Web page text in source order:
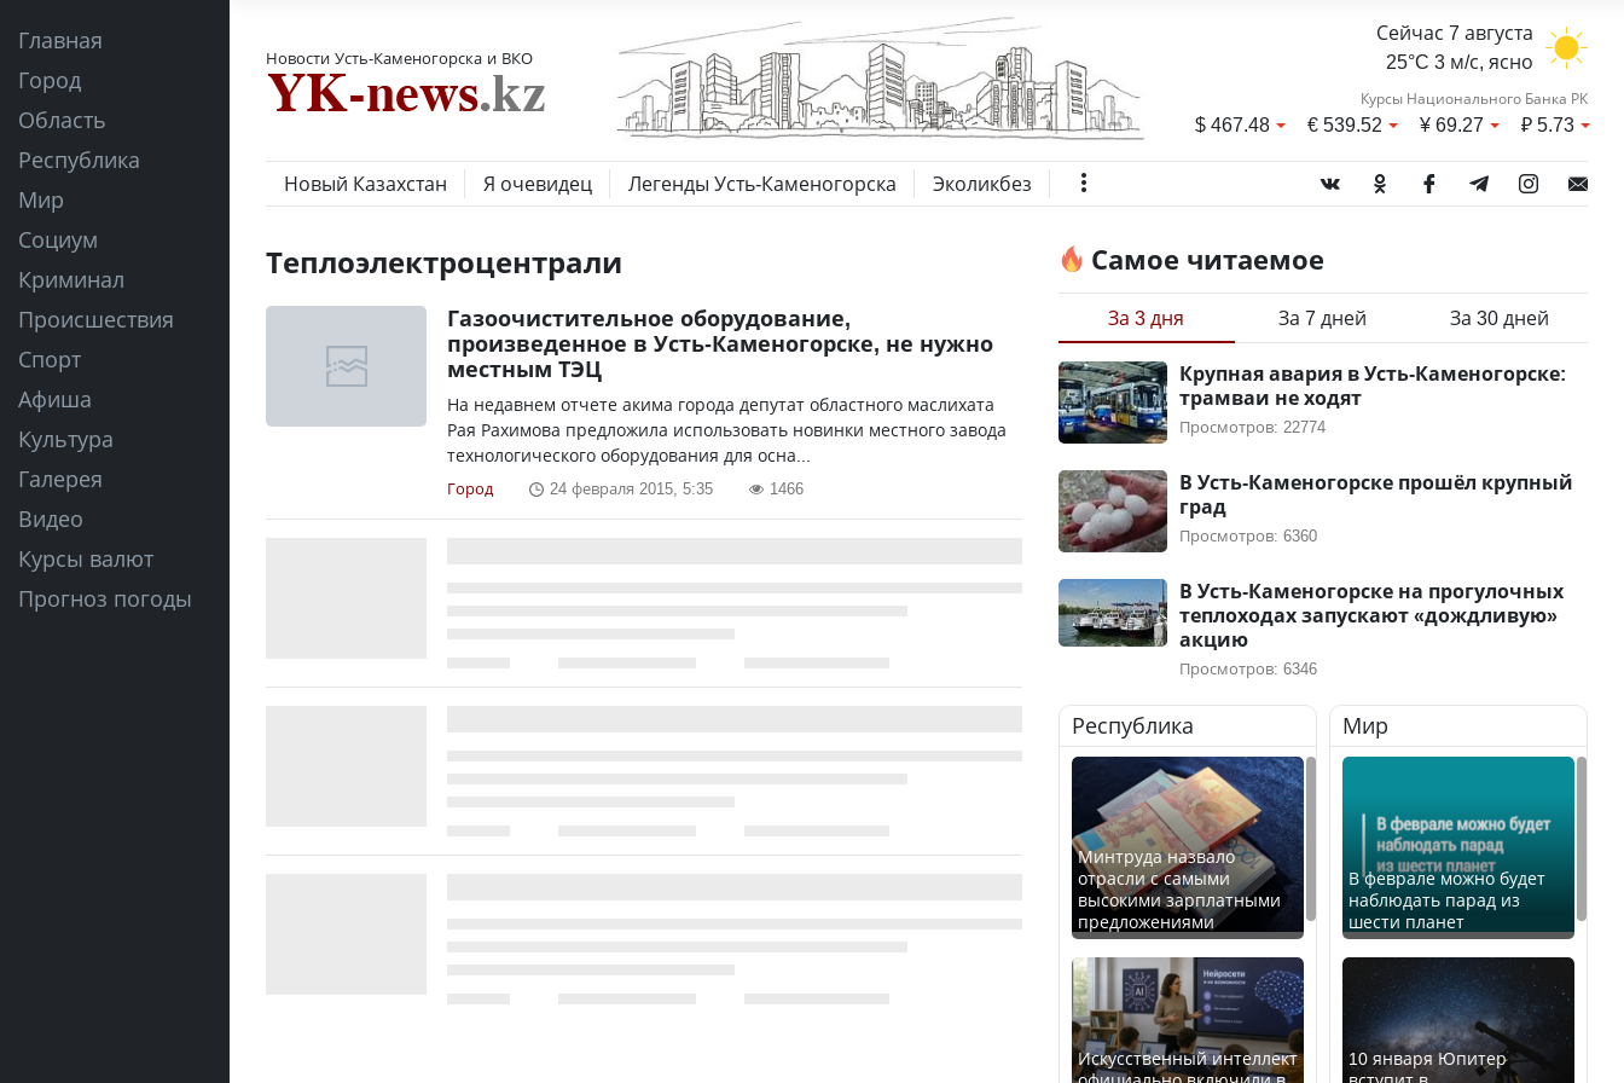
Главная
Город
Область
Республика
Мир
Социум
Криминал
Происшествия
Спорт
Афиша
Культура
Галерея
Видео
Курсы валют
Прогноз погоды
Новости Усть-Каменогорска и ВКО
Сейчас 7 августа
25°C 3 м/с, ясно
Курсы Национального Банка РК
$467.48 €539.52 ¥69.27 ₽5.73
Новый Казахстан Я очевидец Легенды Усть-Каменогорска Эколикбез
Теплоэлектроцентрали
Газоочистительное оборудование,
произведенное в Усть-Каменогорске, не нужно
местным ТЭЦ
На недавнем отчете акима города депутат областного маслихата
Рая Рахимова предложила использовать новинки местного завода
технологического оборудования для осна...
Город 24 февраля 2015, 5:35 1466
Самое читаемое
За 3 дня За 7 дней За 30 дней
Крупная авария в Усть-Каменогорске:
трамваи не ходят
Просмотров: 22774
В Усть-Каменогорске прошёл крупный
град
Просмотров: 6360
В Усть-Каменогорске на прогулочных
теплоходах запускают «дождливую»
акцию
Просмотров: 6346
Республика
Минтруда назвало
отрасли с самыми
высокими зарплатными
предложениями
Искусственный интеллект
Мир
В феврале можно будет
наблюдать парад из
шести планет
10 января Юпитер